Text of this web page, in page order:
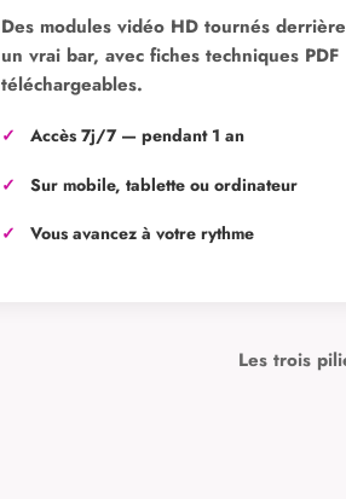
Des modules vidéo HD tournés derrière
un vrai bar, avec fiches techniques PDF
téléchargeables.
Accès 7j/7 — pendant 1 an
Sur mobile, tablette ou ordinateur
Vous avancez à votre rythme
Les trois